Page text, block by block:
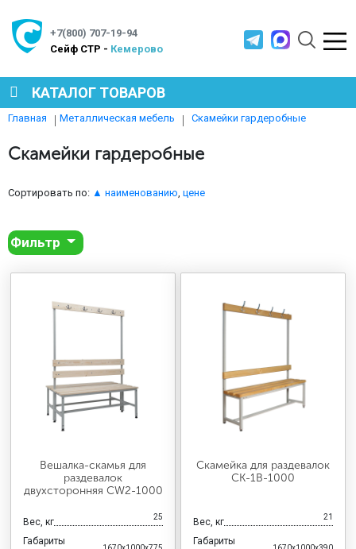
+7(800) 707-19-94
Cейф СТР - Кемерово
КАТАЛОГ ТОВАРОВ
МЕТАЛЛИЧЕСКАЯ МЕБЕЛЬ
МЕТАЛЛИЧЕСКИЕ СТЕЛЛАЖИ
ПРОИЗВОДСТВЕННАЯ МЕБЕЛЬ
МЕДИЦИНСКАЯ МЕБЕЛЬ
СИСТЕМЫ ХРАНЕНИЯ
ОФИСНАЯ МЕБЕЛЬ
МЕБЕЛЬ ДЛЯ ДОМА
Главная Металлическая мебель Скамейки гардеробные
Скамейки гардеробные
Сортировать по: ▲ наименованию цене
Фильтр
Вешалка-скамья для
раздевалок
двухсторонняя CW2-1000
Вес, кг 25
Габариты
Скамейка для раздевалок
CК-1В-1000
Вес, кг 21
Габариты